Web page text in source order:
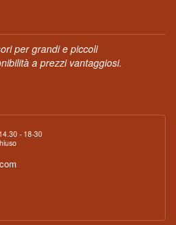
per grandi e piccoli
a prezzi vantaggiosi.
- 18-30